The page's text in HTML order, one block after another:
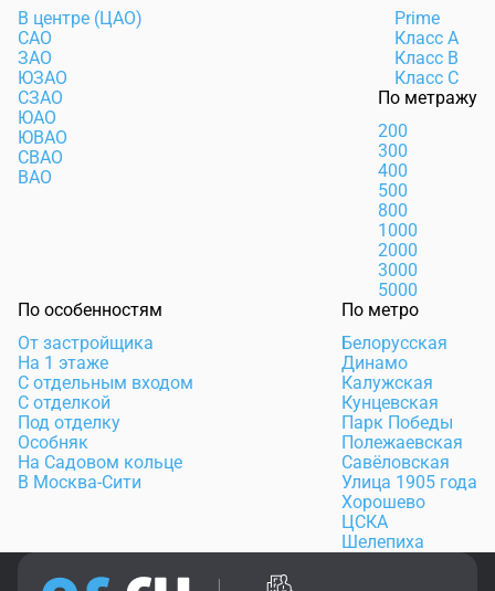
В центре (ЦАО)
САО
ЗАО
ЮЗАО
СЗАО
ЮАО
ЮВАО
СВАО
ВАО
Prime
Класс А
Класс В
Класс С
По метражу
200
300
400
500
800
1000
2000
3000
5000
По особенностям
От застройщика
На 1 этаже
С отдельным входом
С отделкой
Под отделку
Особняк
На Садовом кольце
В Москва-Сити
По метро
Белорусская
Динамо
Калужская
Кунцевская
Парк Победы
Полежаевская
Савёловская
Улица 1905 года
Хорошево
ЦСКА
Шелепиха